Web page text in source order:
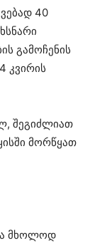
40
გამოჩენის
კვირის
შეგიძლიათ
მორწყათ
მხოლოდ